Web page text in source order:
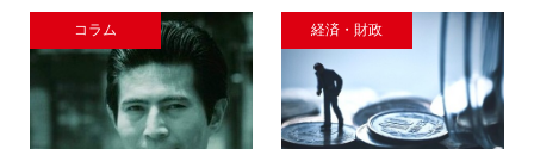
コラム 経済・財政